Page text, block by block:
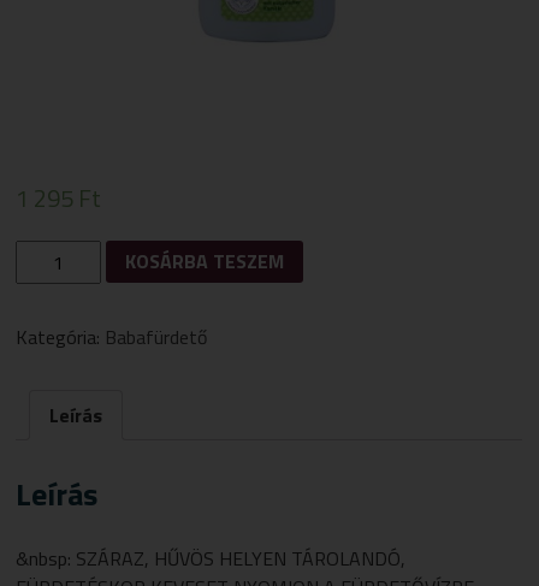
1 295 Ft
400
KOSÁRBA TESZEM
Kategória: Babafürdető
Leírás
Leírás
&nbsp: SZÁRAZ, HŰVÖS HELYEN TÁROLANDÓ,